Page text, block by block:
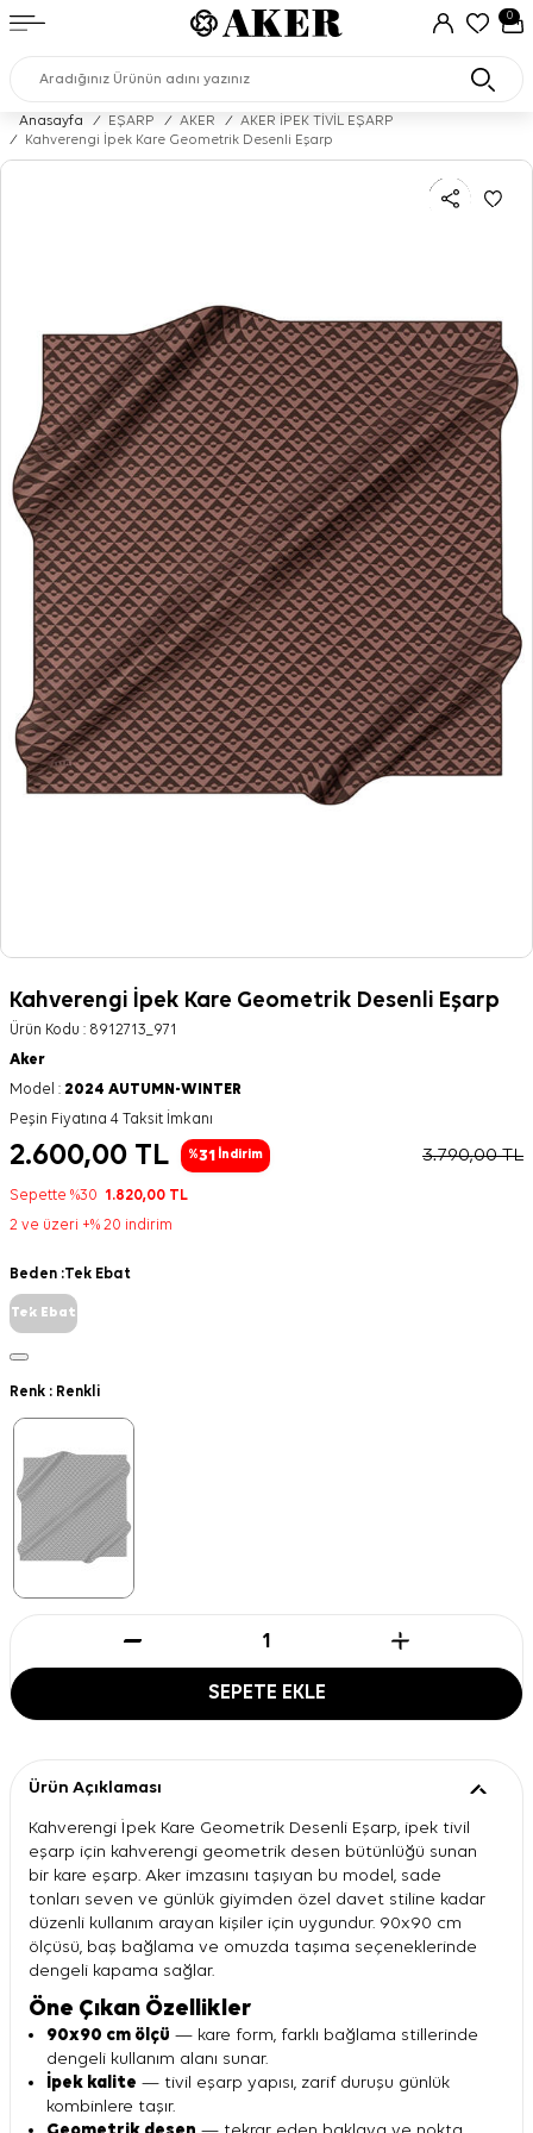
0
Anasayfa / EŞARP / AKER /
AKER İPEK TİVİL EŞARP
/
Kahverengi İpek Kare Geometrik Desenli Eşarp
Kahverengi İpek Kare Geometrik Desenli Eşarp
Ürün Kodu : 8912713_971
Aker
Model : 2024 AUTUMN-WINTER
Peşin Fiyatına 4 Taksit İmkanı
2.600,00 TL %31 İndirim 3.790,00TL
Sepette %30 1.820,00 TL
2 ve üzeri +% 20 indirim
Beden :Tek Ebat
Tek Ebat
Renk : Renkli
SEPETE EKLE
Ürün Açıklaması
Kahverengi İpek Kare Geometrik Desenli Eşarp, ipek tivil
eşarp için kahverengi geometrik desen bütünlüğü sunan
bir kare eşarp. Aker imzasını taşıyan bu model, sade
tonları seven ve günlük giyimden özel davet stiline kadar
düzenli kullanım arayan kişiler için uygundur. 90x90 cm
ölçüsü, baş bağlama ve omuzda taşıma seçeneklerinde
dengeli kapama sağlar.
Öne Çıkan Özellikler
90x90 cm ölçü — kare form, farklı bağlama stillerinde
dengeli kullanım alanı sunar.
İpek kalite — tivil eşarp yapısı, zarif duruşu günlük
kombinlere taşır.